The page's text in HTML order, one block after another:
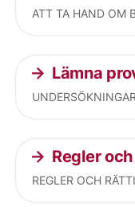
ATT TA HAND OM
Lämna
Regler
REGLER OCH